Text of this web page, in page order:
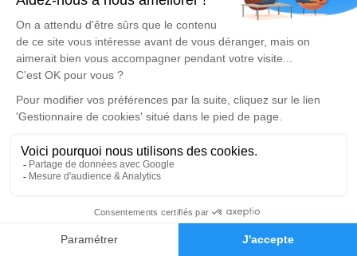
Faire-part Hommages
d'expression dédié à honorer la mémoire de Simone
LELIEVRE.
Un service de plantation d’arbre hommage est
disponible ici.
Je rends hommage
Cérémonie religieuse
Morgue de l'Hôpital François Quesnay de Mantes-
la-Jolie